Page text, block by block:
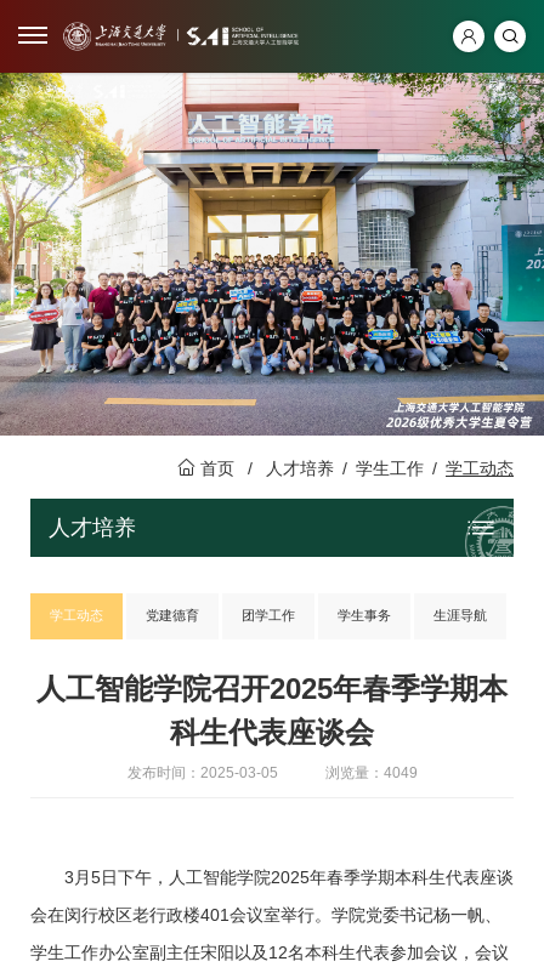
首页 / 人才培养 / 学生工作 / 学工动态
人才培养
学工动态 党建德育 团学工作 学生事务 生涯导航
人工智能学院召开2025年春季学期本
科生代表座谈会
发布时间：2025-03-05 浏览量：4049
3月5日下午，人工智能学院2025年春季学期本科生代表座谈
会在闵行校区老行政楼401会议室举行。学院党委书记杨一帆、
学生工作办公室副主任宋阳以及12名本科生代表参加会议，会议